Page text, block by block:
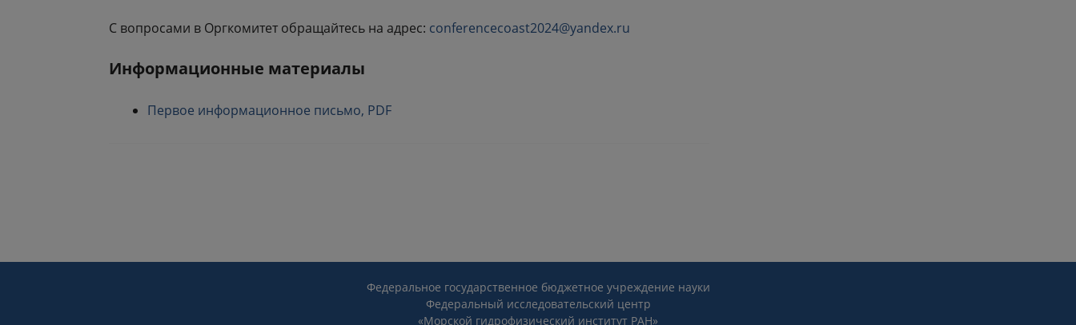
С вопросами в Оргкомитет обращайтесь на адрес: conferencecoast2024@yandex.ru
Информационные материалы
Первое информационное письмо, PDF
Федеральное государственное бюджетное учреждение науки
Федеральный исследовательский центр
«Морской гидрофизический институт РАН»